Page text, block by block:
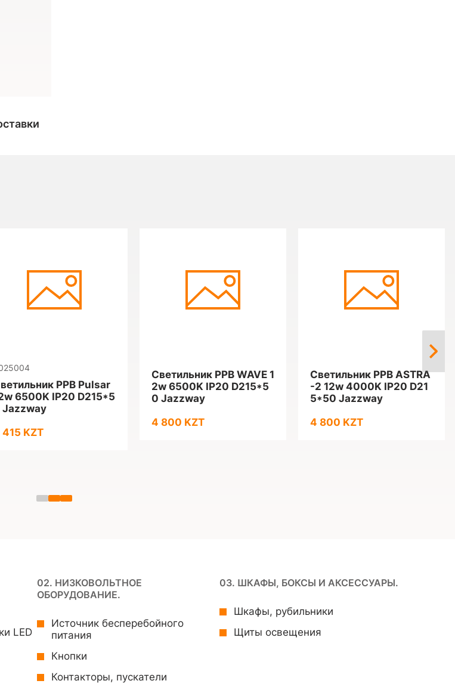
PPB Pulsar
6500K IP20 D215*5
Jazzway
KZT
Светильник PPB WAVE 1
2w 6500K IP20 D215*5
0 Jazzway
4 800 KZT
Светильник PPB ASTRA
-2 12w 4000K IP20 D21
5*50 Jazzway
4 800 KZT
LED
02. НИЗКОВОЛЬТНОЕ
ОБОРУДОВАНИЕ.
Источник бесперебойного
питания
Кнопки
Контакторы, пускатели
03. ШКАФЫ, БОКСЫ И АКСЕССУАРЫ.
Шкафы, рубильники
Щиты освещения